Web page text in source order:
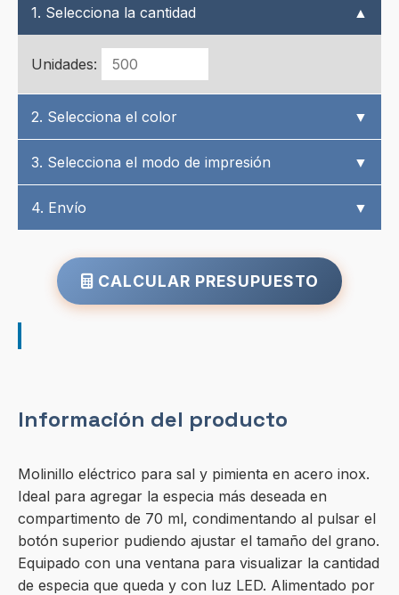
1. Selecciona la cantidad ▲
Unidades:
2. Selecciona el color ▼
3. Selecciona el modo de impresión ▼
4. Envío ▼
CALCULAR PRESUPUESTO
Información del producto
Molinillo eléctrico para sal y pimienta en acero inox.
Ideal para agregar la especia más deseada en
compartimento de 70 ml, condimentando al pulsar el
botón superior pudiendo ajustar el tamaño del grano.
Equipado con una ventana para visualizar la cantidad
de especia que queda y con luz LED. Alimentado por